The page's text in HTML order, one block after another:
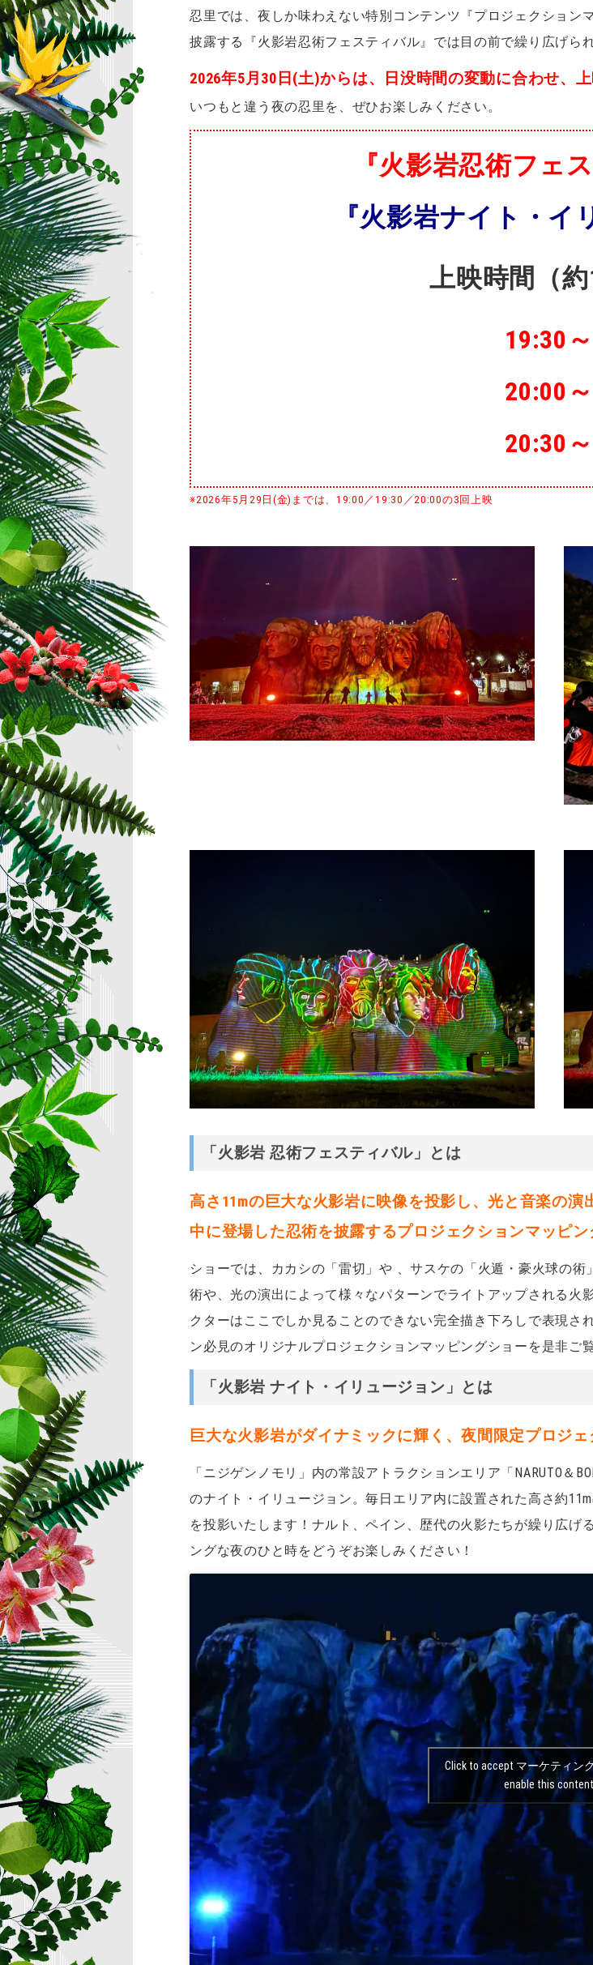
忍里では、夜しか味わえない特別コンテンツ『プロジェクション
披露する『火影岩忍術フェスティバル』では目の前で繰り広げら
2026年5月30日(土)からは、日没時間の変動に合わせ、
いつもと違う夜の忍里を、ぜひお楽しみください。
『火影岩忍術フェ
『火影岩ナイト・イ
上映時間
（
19:30～
20:00～
20:30～
※2026年5月29日(金)までは、19:00／19:30／20:00の3回上映
「火影岩 忍術フェスティバル」とは
高さ11mの巨大な火影岩に映像を投影し、光と音楽の
中に登場した忍術を披露するプロジェクションマッピン
ショーでは、カカシの「雷切」や 、サスケの「火遁・ 豪火球の術
術や、光の演出によって様々なパターンでライトアップされる火
クターはここでしか見ることのできない完全描き下ろしで表現さ
ン必見のオリジナルプロジェクションマッピングショーを是非ご
「火影岩 ナイト・イリュージョン」とは
巨大な火影岩がダイナミックに輝く、夜間限定プロジ
「ニジゲンノモリ」内の常設アトラクションエリア「NARUTO＆
のナイト・イリュージョン。毎日エリア内に設置された高さ約
を投影いたします！ナルト、ペイン、歴代の火影たちが繰り広げ
ングな夜のひと時をどうぞお楽しみください！
Click to accept マーケティン
enable this content